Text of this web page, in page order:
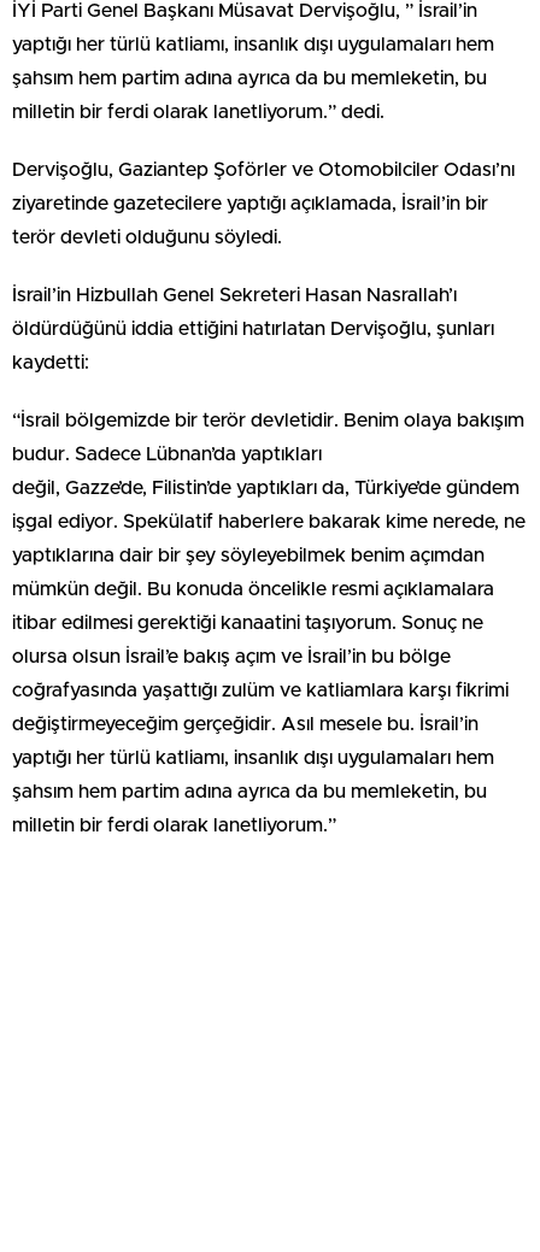
İYİ Parti Genel Başkanı Müsavat Dervişoğlu, ” İsrail’in
yaptığı her türlü katliamı, insanlık dışı uygulamaları hem
şahsım hem partim adına ayrıca da bu memleketin, bu
milletin bir ferdi olarak lanetliyorum.” dedi.
Dervişoğlu, Gaziantep Şoförler ve Otomobilciler Odası’nı
ziyaretinde gazetecilere yaptığı açıklamada, İsrail’in bir
terör devleti olduğunu söyledi.
İsrail’in Hizbullah Genel Sekreteri Hasan Nasrallah’ı
öldürdüğünü iddia ettiğini hatırlatan Dervişoğlu, şunları
kaydetti:
“İsrail bölgemizde bir terör devletidir. Benim olaya bakışım
budur. Sadece Lübnan’da yaptıkları
değil, Gazze’de, Filistin’de yaptıkları da, Türkiye’de gündem
işgal ediyor. Spekülatif haberlere bakarak kime nerede, ne
yaptıklarına dair bir şey söyleyebilmek benim açımdan
mümkün değil. Bu konuda öncelikle resmi açıklamalara
itibar edilmesi gerektiği kanaatini taşıyorum. Sonuç ne
olursa olsun İsrail’e bakış açım ve İsrail’in bu bölge
coğrafyasında yaşattığı zulüm ve katliamlara karşı fikrimi
değiştirmeyeceğim gerçeğidir. Asıl mesele bu. İsrail’in
yaptığı her türlü katliamı, insanlık dışı uygulamaları hem
şahsım hem partim adına ayrıca da bu memleketin, bu
milletin bir ferdi olarak lanetliyorum.”